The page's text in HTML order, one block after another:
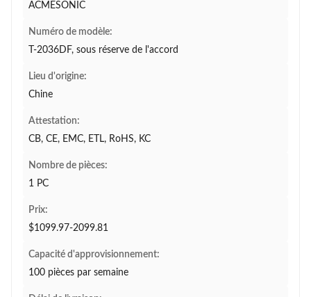
ACMESONIC
Numéro de modèle:
T-2036DF, sous réserve de l'accord
Lieu d'origine:
Chine
Attestation:
CB, CE, EMC, ETL, RoHS, KC
Nombre de pièces:
1 PC
Prix:
$1099.97-2099.81
Capacité d'approvisionnement:
100 pièces par semaine